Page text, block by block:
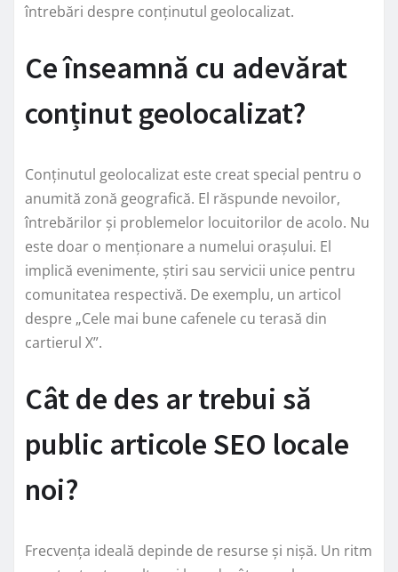
întrebări despre conținutul geolocalizat.
Ce înseamnă cu adevărat
conținut geolocalizat?
Conținutul geolocalizat este creat special pentru o
anumită zonă geografică. El răspunde nevoilor,
întrebărilor și problemelor locuitorilor de acolo. Nu
este doar o menționare a numelui orașului. El
implică evenimente, știri sau servicii unice pentru
comunitatea respectivă. De exemplu, un articol
despre „Cele mai bune cafenele cu terasă din
cartierul X”.
Cât de des ar trebui să
public articole SEO locale
noi?
Frecvența ideală depinde de resurse și nișă. Un ritm